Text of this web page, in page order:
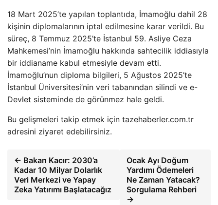
18 Mart 2025’te yapılan toplantıda, İmamoğlu dahil 28
kişinin diplomalarının iptal edilmesine karar verildi. Bu
süreç, 8 Temmuz 2025’te İstanbul 59. Asliye Ceza
Mahkemesi’nin İmamoğlu hakkında sahtecilik iddiasıyla
bir iddianame kabul etmesiyle devam etti.
İmamoğlu’nun diploma bilgileri, 5 Ağustos 2025’te
İstanbul Üniversitesi’nin veri tabanından silindi ve e-
Devlet sisteminde de görünmez hale geldi.
Bu gelişmeleri takip etmek için tazehaberler.com.tr
adresini ziyaret edebilirsiniz.
← Bakan Kacır: 2030’a
Kadar 10 Milyar Dolarlık
Veri Merkezi ve Yapay
Zeka Yatırımı Başlatacağız
Ocak Ayı Doğum
Yardımı Ödemeleri
Ne Zaman Yatacak?
Sorgulama Rehberi
→